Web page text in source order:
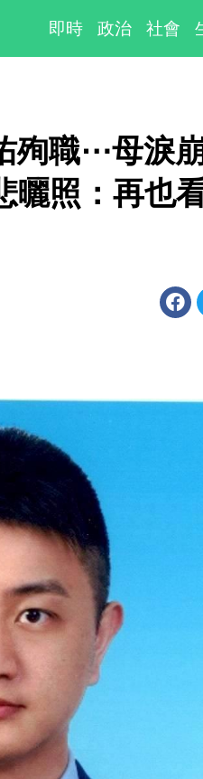
即時 政治 社會
殉職⋯母淚
曬照：再也